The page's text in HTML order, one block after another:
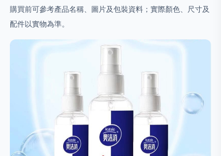
購買前可參考產品名稱、圖片及包裝資料；實際顏色、尺寸及
配件以實物為準。